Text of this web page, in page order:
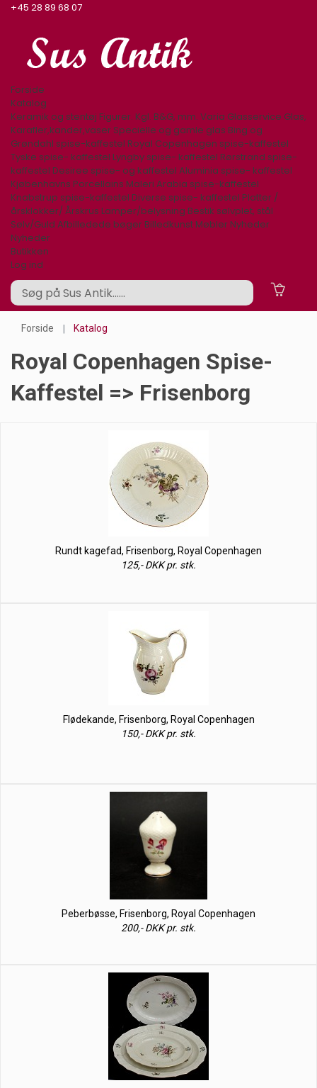
+45 28 89 68 07
Forside
Katalog
Keramik og stentøj Figurer. Kgl. B&G, mm. Varia Glasservice Glas,
Karafler,kander,vaser Specielle og gamle glas Bing og
Grøndahl spise-kaffestel Royal Copenhagen spise-kaffestel
Tyske spise- kaffestel Lyngby spise- kaffestel Rørstrand spise-
kaffestel Desiree spise- og kaffestel Aluminia spise- kaffestel
Kjøbenhavns Porcellains Maleri Arabia spise-kaffestel
Knabstrup spise-kaffestel Diverse spise- kaffestel Platter /
årsklokker/ Årskrus Lamper/belysning Bestik sølvplet, stål
Sølv/Guld Afbilledede bøger Billedkunst Møbler Nyheder
Nyheder
Butikken
Log ind
Forside Katalog
Royal Copenhagen Spise-
Kaffestel => Frisenborg
Rundt kagefad, Frisenborg, Royal Copenhagen
125,- DKK pr. stk.
Flødekande, Frisenborg, Royal Copenhagen
150,- DKK pr. stk.
Peberbøsse, Frisenborg, Royal Copenhagen
200,- DKK pr. stk.